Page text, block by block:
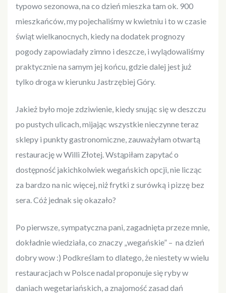
typowo sezonowa, na co dzień mieszka tam ok. 900
mieszkańców, my pojechaliśmy w kwietniu i to w czasie
świąt wielkanocnych, kiedy na dodatek prognozy
pogody zapowiadały zimno i deszcze, i wylądowaliśmy
praktycznie na samym jej końcu, gdzie dalej jest już
tylko droga w kierunku Jastrzębiej Góry.
Jakież było moje zdziwienie, kiedy snując się w deszczu
po pustych ulicach, mijając wszystkie nieczynne teraz
sklepy i punkty gastronomiczne, zauważyłam otwartą
restaurację w Willi Złotej. Wstąpiłam zapytać o
dostępność jakichkolwiek wegańskich opcji, nie licząc
za bardzo na nic więcej, niż frytki z surówką i pizzę bez
sera. Cóż jednak się okazało?
Po pierwsze, sympatyczna pani, zagadnięta przeze mnie,
dokładnie wiedziała, co znaczy „wegańskie” – na dzień
dobry wow :) Podkreślam to dlatego, że niestety w wielu
restauracjach w Polsce nadal proponuje się ryby w
daniach wegetariańskich, a znajomość zasad dań